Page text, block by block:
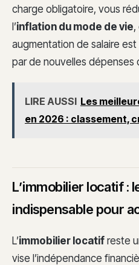
charge obligatoire, vous
l’inflation du mode de vie,
augmentation de salaire
par de nouvelles dépenses
LIRE AUSSI Les
en 2026 : classement,
L’immobilier locatif :
indispensable pour
L’immobilier locatif reste
vise l’indépendance